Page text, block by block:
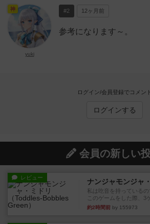
#2 12ヶ月前
参考になります～。
神
yuki
ログイン/会員登録でコメント
ログインする
会員の新しい
レビュー ナンジャモンジャ
私は吃音を持っている
このゲームをした際、3
約2時間前 by 155973